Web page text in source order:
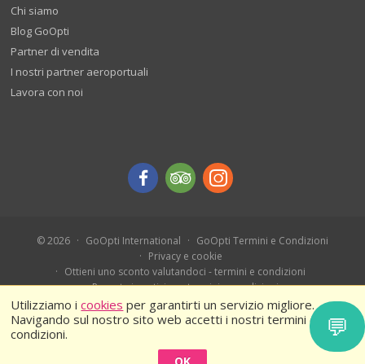
Utilizziamo icookies per garantirti un servizio migliore.
Navigando sul nostro sito web accetti i nostri termini e
condizioni.
Chi siamo
Blog GoOpti
Partner di vendita
I nostri partner aeroportuali
Lavora con noi
© 2026 GoOpti International
GoOpti Termini e Condizioni
Privacy e cookie
Ottieni uno sconto valutandoci - termini e condizioni
Prenota in anticipo - termini e condizioni
Ferragosto 2026 – Termini e condizioni
💬